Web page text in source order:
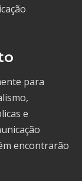
para
e
encontrarão